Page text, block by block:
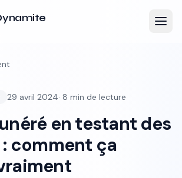
29 avril 2024· 8 min de lecture
en testant des
comment ça